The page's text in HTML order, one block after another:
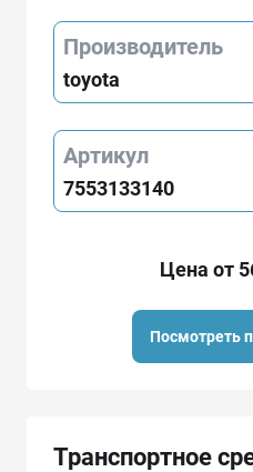
Производитель
toyota
Артикул
7553133140
Цена от
Посмотреть
Транспортное